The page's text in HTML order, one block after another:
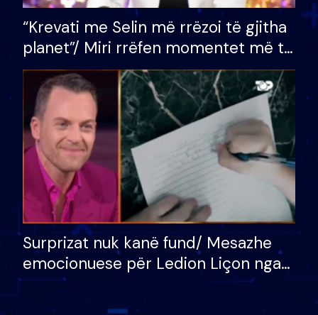
“Krevati me Selin më rrëzoi të gjitha
planet”/ Miri rrëfen momentet më të
bukura në shtëpinë e BB VIP: Do më
mungojë zilja e mëngjesit kur…
Surprizat nuk kanë fund/ Mesazhe
emocionuese për Ledion Liçon nga
nëna dhe fëmijët e tij, moderatori
nuk i mban dot lotët: Nuk meritoj…